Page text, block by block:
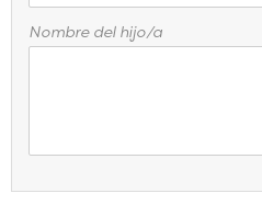
Nombre del hijo/a